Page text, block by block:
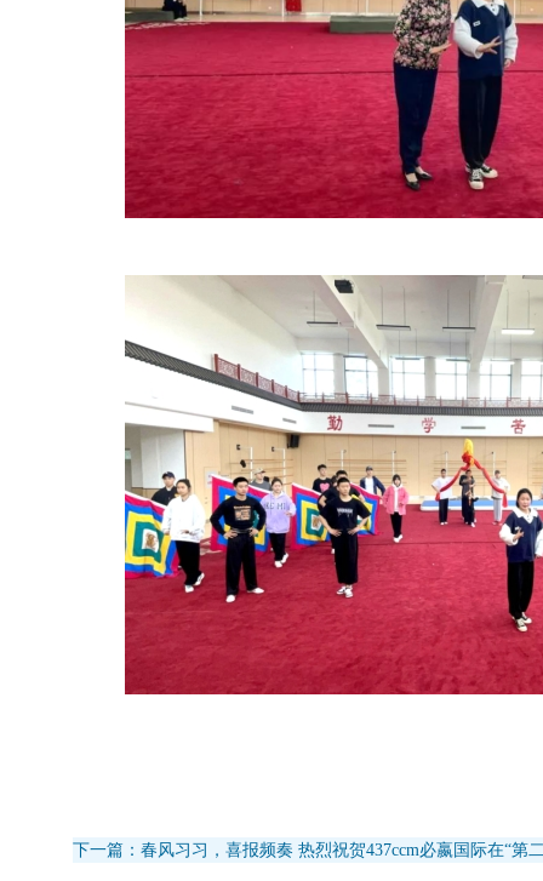
下一篇：春风习习，喜报频奏 热烈祝贺437ccm必嬴国际在“第